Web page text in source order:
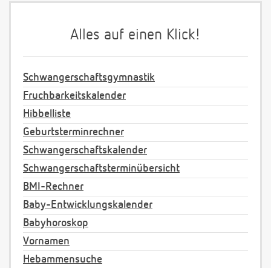
Alles auf einen Klick!
Schwangerschaftsgymnastik
Fruchbarkeitskalender
Hibbelliste
Geburtsterminrechner
Schwangerschaftskalender
Schwangerschaftsterminübersicht
BMI-Rechner
Baby-Entwicklungskalender
Babyhoroskop
Vornamen
Hebammensuche